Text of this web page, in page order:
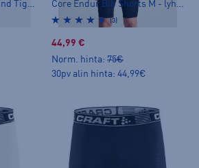
(3)
44,99 €
Norm. hinta: 75€
30pv alin hinta: 44,99€